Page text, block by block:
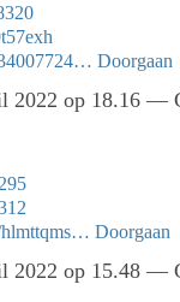
Doorgaan
2022 op 18.16 —
hlmttqms… Doorgaan
2022 op 15.48 —